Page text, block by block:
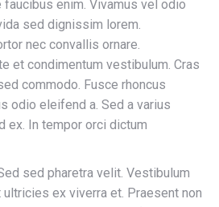
enim. Vivamus vel odio
sed dignissim lorem.
nec convallis ornare.
et condimentum vestibulum. Cras
commodo. Fusce rhoncus
odio eleifend a. Sed a varius
ex. In tempor orci dictum
sed pharetra velit. Vestibulum
ex viverra et. Praesent non